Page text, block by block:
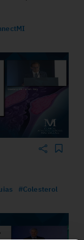
#Colesterol